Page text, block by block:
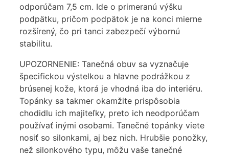
odporúčam 7,5 cm. Ide o primeranú výšku
podpätku, pričom podpätok je na konci mierne
rozšírený, čo pri tanci zabezpečí výbornú
stabilitu.
UPOZORNENIE: Tanečná obuv sa vyznačuje
špecifickou výstelkou a hlavne podrážkou z
brúsenej kože, ktorá je vhodná iba do interiéru.
Topánky sa takmer okamžite prispôsobia
chodidlu ich majiteľky, preto ich neodporúčam
používať inými osobami. Tanečné topánky viete
nosiť so silonkami, aj bez nich. Hrubšie ponožky,
než silonkového typu, môžu vaše tanečné